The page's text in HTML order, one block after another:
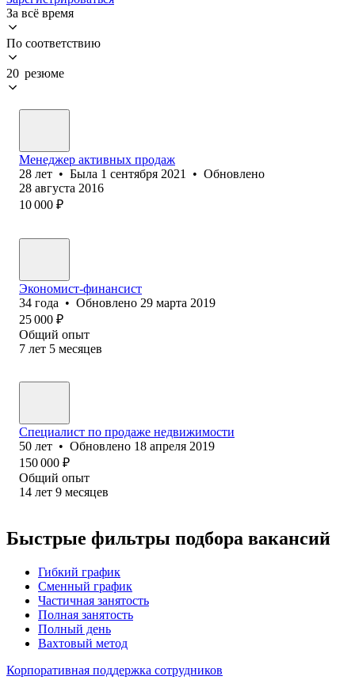
За всё время
По соответствию
20 резюме
Менеджер активных продаж
28 лет • Была 1 сентября 2021 • Обновлено
28 августа 2016
10 000 ₽
Экономист-финансист
34 года • Обновлено 29 марта 2019
25 000 ₽
Общий опыт
7 лет 5 месяцев
Специалист по продаже недвижимости
50 лет • Обновлено 18 апреля 2019
150 000 ₽
Общий опыт
14 лет 9 месяцев
Быстрые фильтры подбора вакансий
Гибкий график
Сменный график
Частичная занятость
Полная занятость
Полный день
Вахтовый метод
Корпоративная поддержка сотрудников